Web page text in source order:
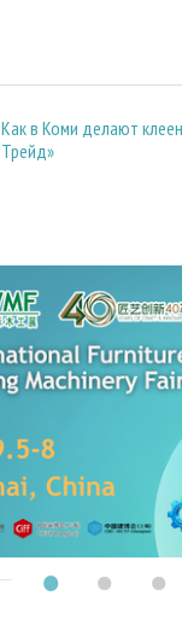
Как в Коми делают
Трейд»